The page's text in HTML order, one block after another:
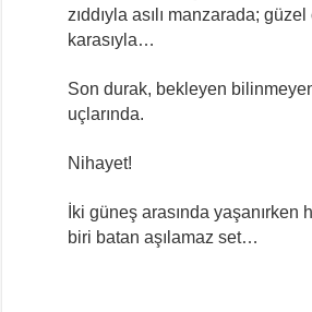
zıddıyla asılı manzarada;
karasıyla…
Son durak, bekleyen
uçlarında.
Nihayet!
İki güneş arasında yaşanırken
biri batan aşılamaz set…